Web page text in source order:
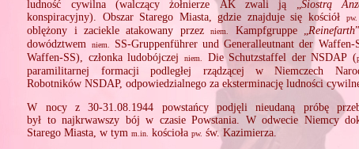
ludność cywilna (walczący żołnierze AK zwali ją „Siostrą
konspiracyjny). Obszar Starego Miasta, gdzie znajduje się kościół
pw.
oblężony i zaciekle atakowany przezniem. Kampfgruppe „Reinefarth
dowództwem
niem. SS‐Gruppenführer und Generalleutnant der
Waffen‐SS), członka ludobójczejniem. Die Schutzstaffel der NSDAP (
paramilitarnej formacji podległej rządzącej w Niemczech
Robotników NSDAP, odpowiedzialnego za eksterminację ludności
W nocy z 30‐31.08.1944 powstańcy podjęli nieudaną próbę
był to najkrwawszy bój w czasie Powstania. W odwecie Niemcy
Starego Miasta, w tymm.in. kościołapw. św. Kazimierza.